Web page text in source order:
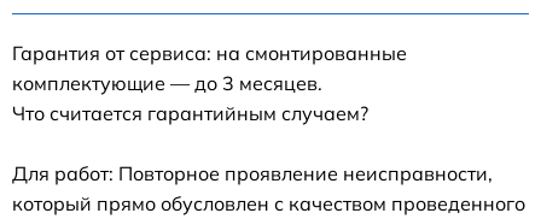
Гарантия от сервиса: на смонтированные
комплектующие — до 3 месяцев.
Что считается гарантийным случаем?
Для работ: Повторное проявление неисправности,
который прямо обусловлен с качеством проведенного